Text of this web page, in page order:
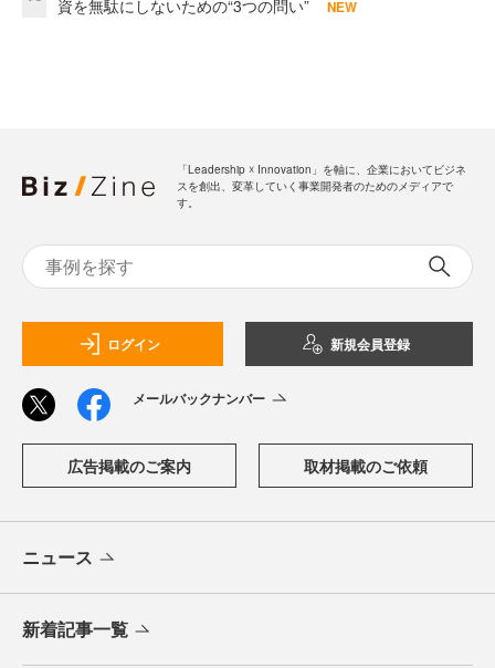
資を無駄にしないための“3つの問い”
NEW
「Leadership ☓ Innovation」を軸に、企業においてビジネ
スを創出、変革していく事業開発者のためのメディアで
す。
ログイン 新規会員登録
メールバックナンバー
広告掲載のご案内 取材掲載のご依頼
ニュース
新着記事一覧